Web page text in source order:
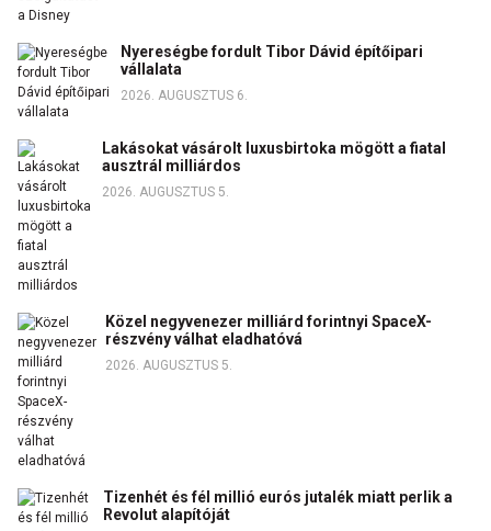
Nyereségbe fordult Tibor Dávid építőipari
vállalata
2026. AUGUSZTUS 6.
Lakásokat vásárolt luxusbirtoka mögött a fiatal
ausztrál milliárdos
2026. AUGUSZTUS 5.
Közel negyvenezer milliárd forintnyi SpaceX-
részvény válhat eladhatóvá
2026. AUGUSZTUS 5.
Tizenhét és fél millió eurós jutalék miatt perlik a
Revolut alapítóját